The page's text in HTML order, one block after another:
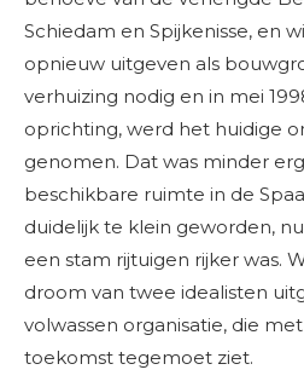
Schiedam en Spijkenisse, en
opnieuw uitgeven als
verhuizing nodig en in mei
oprichting, werd het huidige
genomen. Dat was minder
beschikbare ruimte in de
duidelijk te klein geworden,
een stam rijtuigen rijker was.
droom van twee idealisten
volwassen organisatie, die
toekomst tegemoet ziet.